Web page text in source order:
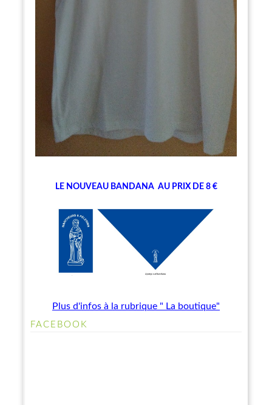
LE NOUVEAU BANDANA AU PRIX DE 8 €
Plus d'infos à la rubrique " La boutique"
FACEBOOK